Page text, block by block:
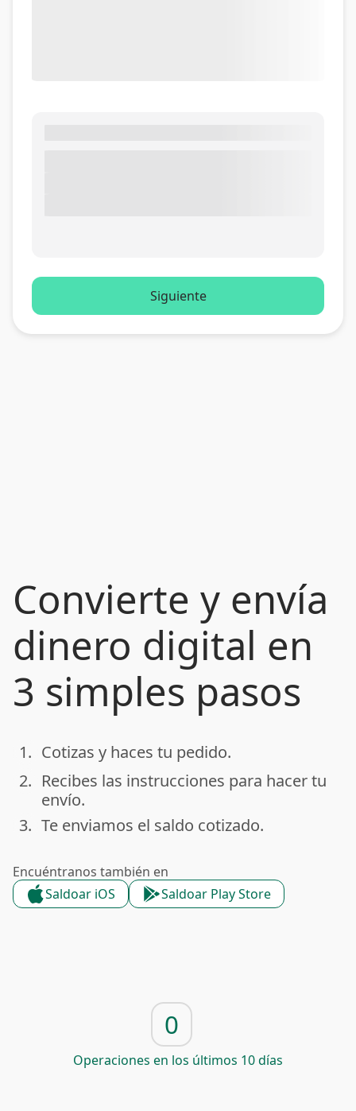
Convierte y envía
dinero digital en
3 simples pasos
done
1. Cotizas y haces tu pedido.
done
2. Recibes las instrucciones para hacer tu
envío.
done
3. Te enviamos el saldo cotizado.
Encuéntranos también en
Saldoar iOS
Saldoar Play Store
Siguiente
0
Operaciones en los últimos 10 días